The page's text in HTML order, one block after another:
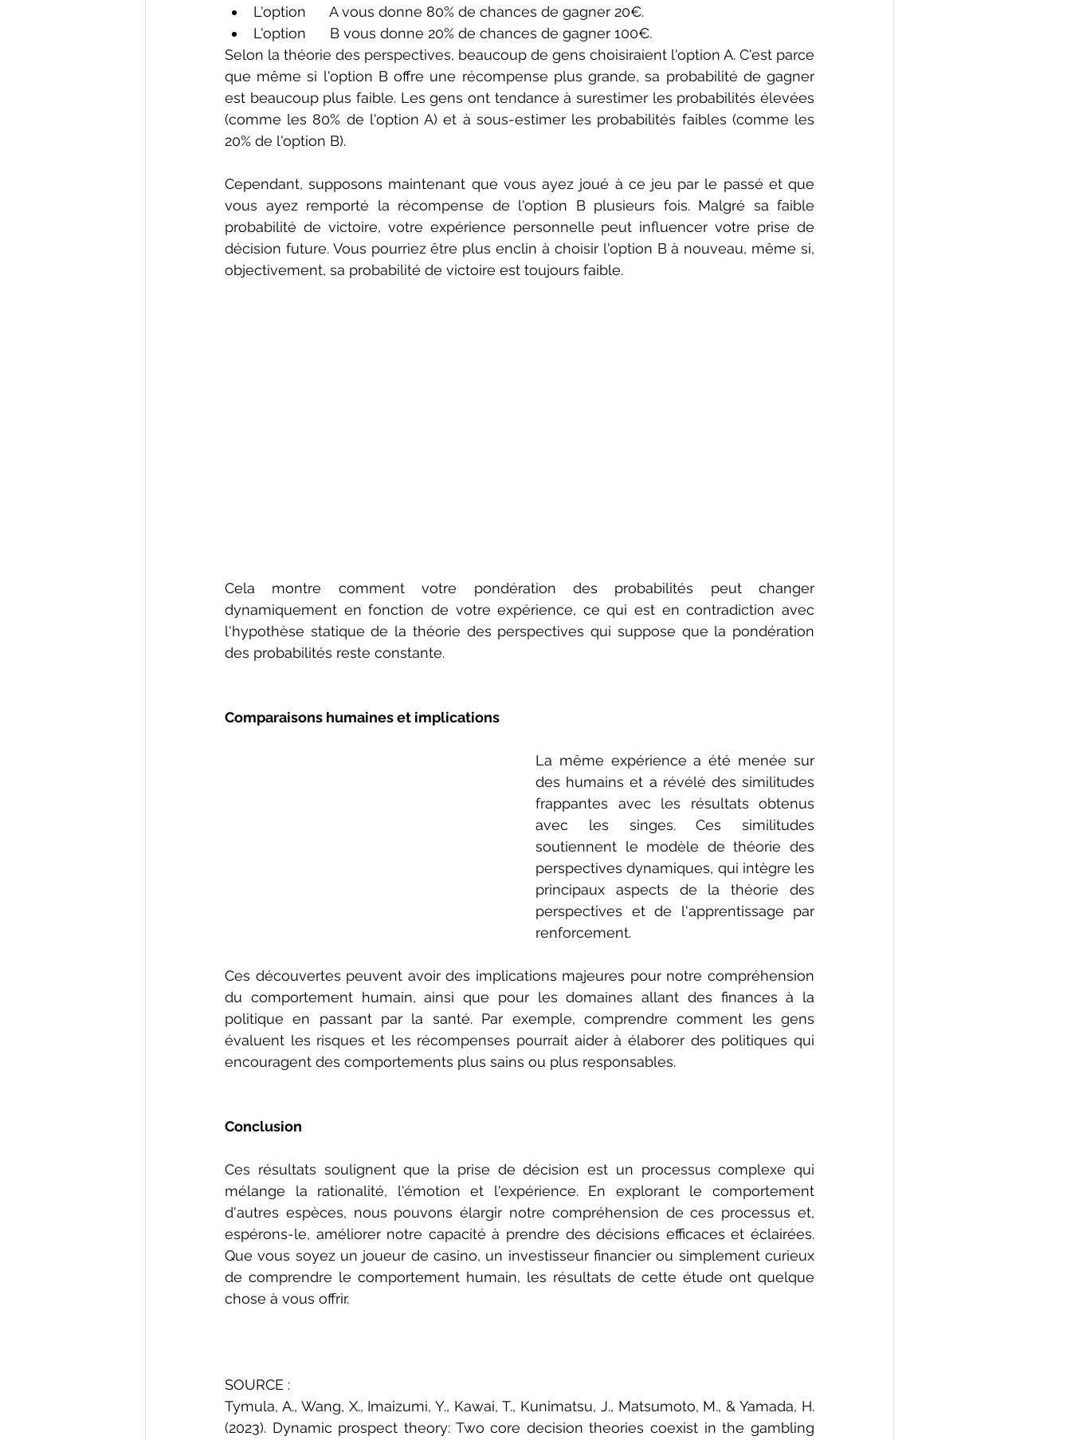
L'option      A vous donne 80% de chances de gagner 20€.
L'option      B vous donne 20% de chances de gagner 100€.
Selon la théorie des perspectives, beaucoup de gens choisiraient l'option A. C'est parce
que même si l'option B offre une récompense plus grande, sa probabilité de gagner
est beaucoup plus faible. Les gens ont tendance à surestimer les probabilités élevées
(comme les 80% de l'option A) et à sous-estimer les probabilités faibles (comme les
20% de l'option B).
Cependant, supposons maintenant que vous ayez joué à ce jeu par le passé et que
vous ayez remporté la récompense de l'option B plusieurs fois. Malgré sa faible
probabilité de victoire, votre expérience personnelle peut influencer votre prise de
décision future. Vous pourriez être plus enclin à choisir l'option B à nouveau, même si,
objectivement, sa probabilité de victoire est toujours faible.
Cela montre comment votre pondération des probabilités peut changer
dynamiquement en fonction de votre expérience, ce qui est en contradiction avec
l'hypothèse statique de la théorie des perspectives qui suppose que la pondération
des probabilités reste constante.
Comparaisons humaines et implications
La même expérience a été menée sur
des humains et a révélé des similitudes
frappantes avec les résultats obtenus
avec les singes. Ces similitudes
soutiennent le modèle de théorie des
perspectives dynamiques, qui intègre les
principaux aspects de la théorie des
perspectives et de l'apprentissage par
renforcement.
Ces découvertes peuvent avoir des implications majeures pour notre compréhension
du comportement humain, ainsi que pour les domaines allant des finances à la
politique en passant par la santé. Par exemple, comprendre comment les gens
évaluent les risques et les récompenses pourrait aider à élaborer des politiques qui
encouragent des comportements plus sains ou plus responsables.
Conclusion
Ces résultats soulignent que la prise de décision est un processus complexe qui
mélange la rationalité, l'émotion et l'expérience. En explorant le comportement
d'autres espèces, nous pouvons élargir notre compréhension de ces processus et,
espérons-le, améliorer notre capacité à prendre des décisions efficaces et éclairées.
Que vous soyez un joueur de casino, un investisseur financier ou simplement curieux
de comprendre le comportement humain, les résultats de cette étude ont quelque
chose à vous offrir.
SOURCE :
Tymula, A., Wang, X., Imaizumi, Y., Kawai, T., Kunimatsu, J., Matsumoto, M., & Yamada, H.
(2023). Dynamic prospect theory: Two core decision theories coexist in the gambling